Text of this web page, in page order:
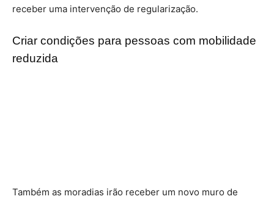
receber uma intervenção de regularização.
Criar condições para pessoas com mobilidade
reduzida
Também as moradias irão receber um novo muro de